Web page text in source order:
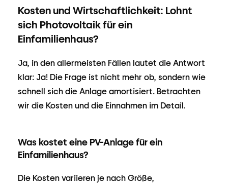
Kosten und Wirtschaftlichkeit: Lohnt
sich Photovoltaik für ein
Einfamilienhaus?
Ja, in den allermeisten Fällen lautet die Antwort
klar: Ja! Die Frage ist nicht mehr ob, sondern wie
schnell sich die Anlage amortisiert. Betrachten
wir die Kosten und die Einnahmen im Detail.
Was kostet eine PV-Anlage für ein
Einfamilienhaus?
Die Kosten variieren je nach Größe,